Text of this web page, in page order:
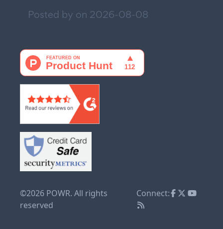
Posted by on 2026-08-08
©2026 POWR. All rights
reserved
Connect: